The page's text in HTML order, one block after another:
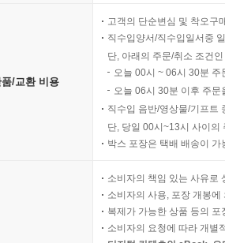
중국의 꿈’ 실현을 위해 중국군 현대화를 조
안보·군사 동향을 분석하고, 시진핑 집
기회와 동시에 여러 위험 및 도전에 직면
이다. 또한 군사 분야에서는 단기적으로
의 현대화 강국’ 건설에 필요한 군 현대화
중앙국가안전위원회 신설과 같은 국가
것은 한계가 있기 때문에 향후 스마트
에서 승리하는 것을 추구하고, 이를 위
품/교환 비용
고객의 단순변심 및 착오구
직수입양서/직수입일서중
단, 아래의 주문/취소 조건
오늘 00시 ~ 06시 30분
오늘 06시 30분 이후 주
직수입 음반/영상물/기프트
단, 당일 00시~13시 사이의
박스 포장은 택배 배송이
소비자의 책임 있는 사유로
소비자의 사용, 포장 개봉
복제가 가능한 상품 등의
소비자의 요청에 따라 개별